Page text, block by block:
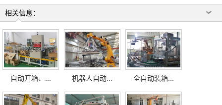
相关信息：
自动开箱、... 机器人自动... 全自动装箱...